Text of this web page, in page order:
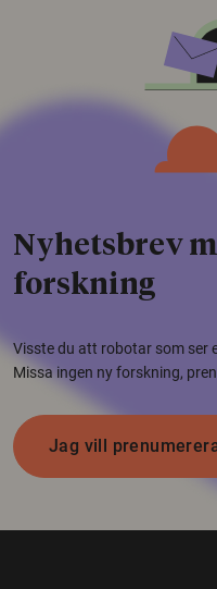
Nyhetsbrev
forskning
Visste du att robotar som ser
Missa ingen ny forskning,
Jag vill